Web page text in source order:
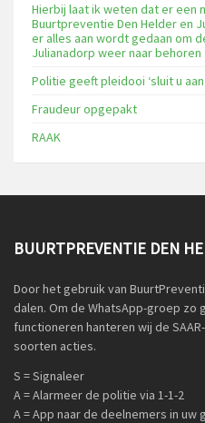
Hierbij laat ik weten dat er een
Buurtpreventie Den Helder en
er alles aan wordt gedaan om
Julianadorp weer naar
Politie geeft pleidooi ‘sluit u
Fraudeur opgepakt
RAAK
BUURTPREVENTIE DEN
Door het gebruik van
dalen. Om de WhatsApp-groep zo
functioneren hanteren wij de
soorten acties.
S = Signaleer
A = Alarmeer de politie via 1-1-2
A = App naar de deelnemers in uw